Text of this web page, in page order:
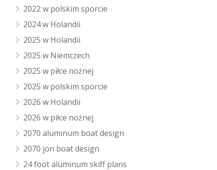
2022 w polskim sporcie
2024 w Holandii
2025 w Holandii
2025 w Niemczech
2025 w piłce nożnej
2025 w polskim sporcie
2026 w Holandii
2026 w piłce nożnej
2070 aluminum boat design
2070 jon boat design
24 foot aluminum skiff plans